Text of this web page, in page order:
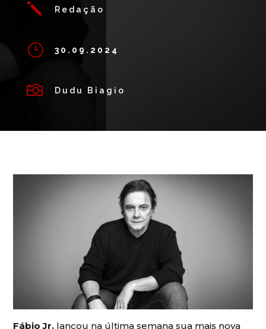
j Redação
} 30.09.2024
 Dudu Biagio
Fábio Jr. lançou na última semana sua mais nova